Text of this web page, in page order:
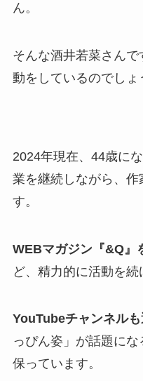
ん。
そんな酒井若菜さん
動をしているのでしょ
2024年現在、44歳に
業を継続しながら、作
す。
WEBマガジン『&Q』
ど、精力的に活動を続
YouTubeチャンネル
っぴん姿」が話題に
保っています。